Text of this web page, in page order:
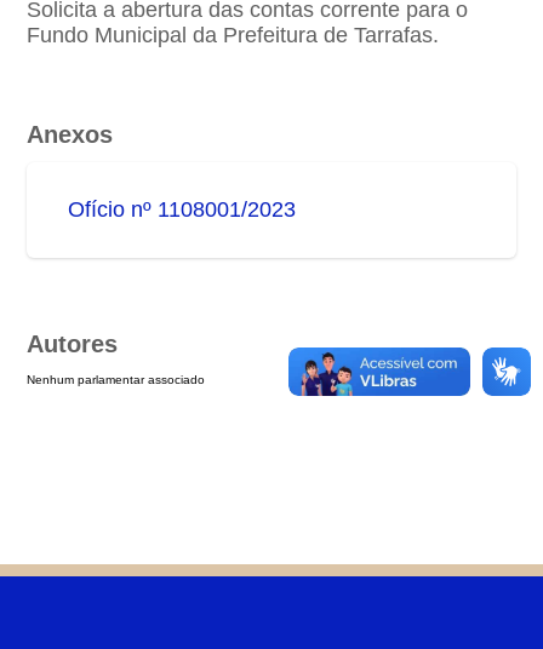
Solicita a abertura das contas corrente para o
Fundo Municipal da Prefeitura de Tarrafas.
Anexos
Ofício nº 1108001/2023
Autores
Nenhum parlamentar associado